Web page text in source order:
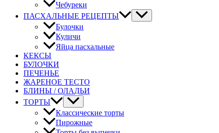
Чебуреки
ПАСХАЛЬНЫЕ РЕЦЕПТЫ
Булочки
Куличи
Яйца пасхальные
КЕКСЫ
БУЛОЧКИ
ПЕЧЕНЬЕ
ЖАРЕНОЕ ТЕСТО
БЛИНЫ / ОЛАДЬИ
ТОРТЫ
Классические торты
Пирожные